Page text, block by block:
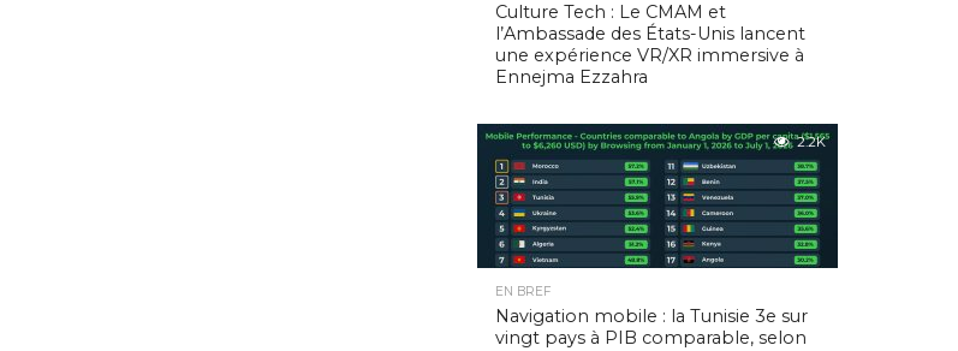
Culture Tech : Le CMAM et
l’Ambassade des États-Unis lancent
une expérience VR/XR immersive à
Ennejma Ezzahra
2.2K
EN BREF
Navigation mobile : la Tunisie 3e sur
vingt pays à PIB comparable, selon